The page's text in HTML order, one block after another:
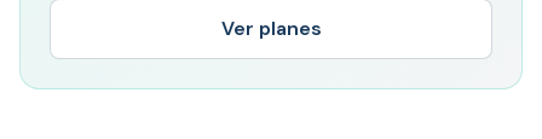
Ver planes